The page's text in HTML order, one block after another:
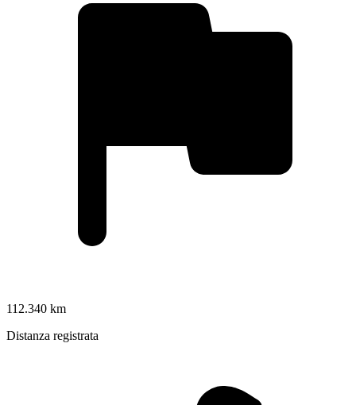
112.340 km
Distanza registrata